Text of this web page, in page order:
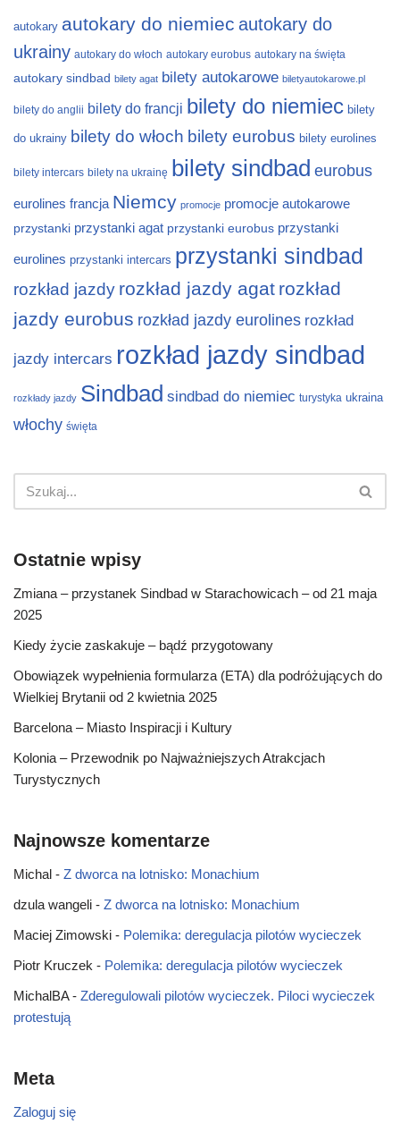
autokary autokary do niemiec autokary do
ukrainy autokary do włoch autokary eurobus autokary na święta
autokary sindbad bilety agat bilety autokarowe biletyautokarowe.pl
bilety do anglii bilety do francji bilety do niemiec bilety
do ukrainy bilety do włoch bilety eurobus bilety eurolines
bilety intercars bilety na ukrainę bilety sindbad eurobus
eurolines francja Niemcy promocje promocje autokarowe
przystanki przystanki agat przystanki eurobus przystanki
eurolines przystanki intercars przystanki sindbad
rozkład jazdy rozkład jazdy agat rozkład
jazdy eurobus rozkład jazdy eurolines rozkład
jazdy intercars rozkład jazdy sindbad
rozkłady jazdy Sindbad sindbad do niemiec turystyka ukraina
włochy święta
Ostatnie wpisy
Zmiana – przystanek Sindbad w Starachowicach – od 21 maja
2025
Kiedy życie zaskakuje – bądź przygotowany
Obowiązek wypełnienia formularza (ETA) dla podróżujących do
Wielkiej Brytanii od 2 kwietnia 2025
Barcelona – Miasto Inspiracji i Kultury
Kolonia – Przewodnik po Najważniejszych Atrakcjach
Turystycznych
Najnowsze komentarze
Michal - Z dworca na lotnisko: Monachium
dzula wangeli - Z dworca na lotnisko: Monachium
Maciej Zimowski - Polemika: deregulacja pilotów wycieczek
Piotr Kruczek - Polemika: deregulacja pilotów wycieczek
MichalBA- Zderegulowali pilotów wycieczek. Piloci wycieczek
protestują
Meta
Zaloguj się